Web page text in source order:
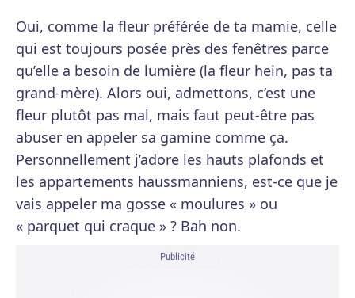
Oui, comme la fleur préférée de ta mamie, celle
qui est toujours posée près des fenêtres parce
qu’elle a besoin de lumière (la fleur hein, pas ta
grand-mère). Alors oui, admettons, c’est une
fleur plutôt pas mal, mais faut peut-être pas
abuser en appeler sa gamine comme ça.
Personnellement j’adore les hauts plafonds et
les appartements haussmanniens, est-ce que je
vais appeler ma gosse « moulures » ou
« parquet qui craque » ? Bah non.
Publicité